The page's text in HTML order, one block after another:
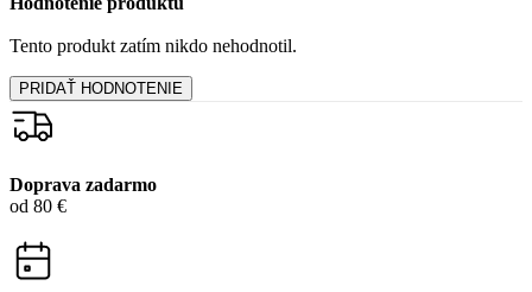
Tento produkt zatím nikdo nehodnotil.
PRIDAŤ HODNOTENIE
Doprava zadarmo
od 80 €